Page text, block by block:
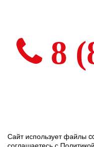
8
Сайт использует файлы
соглашаетесь с